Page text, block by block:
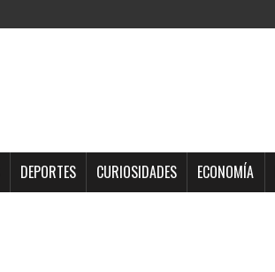
DEPORTES CURIOSIDADES ECONOMÍA